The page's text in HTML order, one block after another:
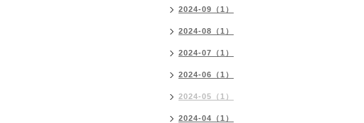
2024-09（1）
2024-08（1）
2024-07（1）
2024-06（1）
2024-05（1）
2024-04（1）